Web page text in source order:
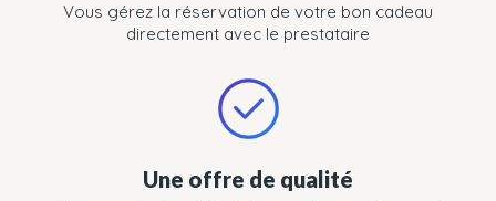
Vous gérez la réservation de votre bon cadeau
directement avec le prestataire
Une offre de qualité